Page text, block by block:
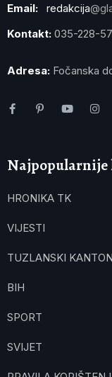
Email: redakcija
Kontakt: 035-228-
Adresa: Fočanska
Najpopularnije
HRONIKA TK
VIJESTI
TUZLANSKI KANTON
BIH
SPORT
SVIJET